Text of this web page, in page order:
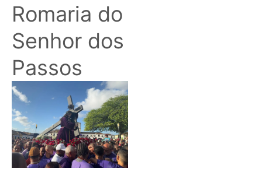
Romaria do
Senhor dos
Passos